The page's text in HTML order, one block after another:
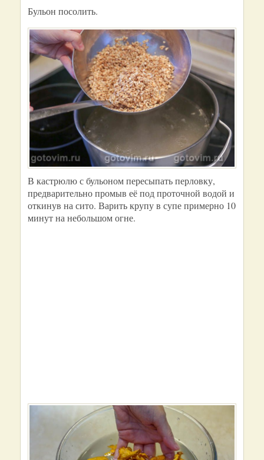
Бульон посолить.
В кастрюлю с бульоном пересыпать перловку,
предварительно промыв её под проточной водой и
откинув на сито. Варить крупу в супе примерно 10
минут на небольшом огне.